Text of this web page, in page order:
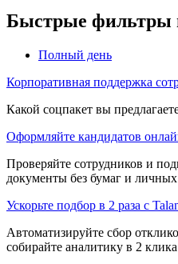
Быстрые фильтры
Полный день
Корпоративная поддержка
Какой соцпакет вы
Оформляйте кандидатов
Проверяйте сотрудников и
документы без бумаг и личных
Ускорьте подбор в 2 раза с
Автоматизируйте сбор
собирайте аналитику в 2 клика